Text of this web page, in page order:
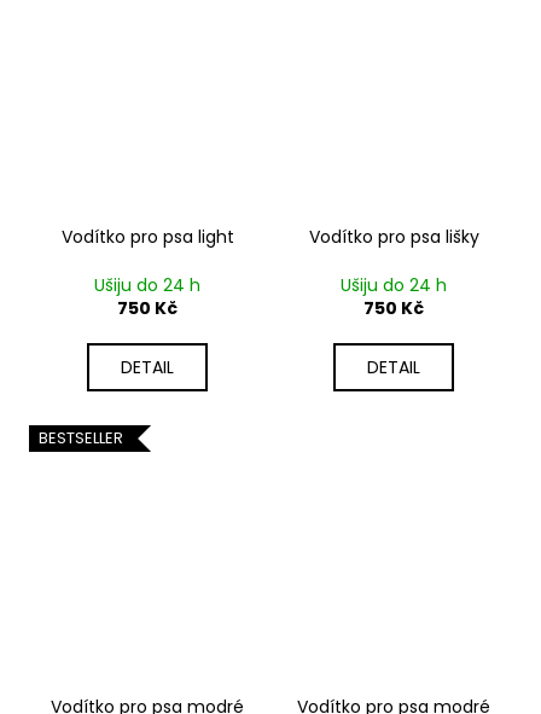
Vodítko pro psa light
Ušiju do 24 h
750 Kč
DETAIL
Vodítko pro psa lišky
Ušiju do 24 h
750 Kč
DETAIL
BESTSELLER
Vodítko pro psa modré Vodítko pro psa modré